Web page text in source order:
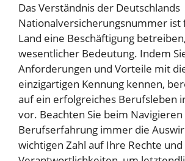
Das Verständnis der Deutschlands
Nationalversicherungsnummer ist
Land eine Beschäftigung
wesentlicher Bedeutung. Indem
Anforderungen und Vorteile mit
einzigartigen Kennung kennen,
auf ein erfolgreiches Berufsleben
vor. Beachten Sie beim
Berufserfahrung immer die
wichtigen Zahl auf Ihre Rechte und